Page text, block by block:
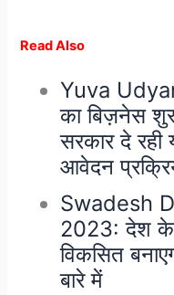
Read Also
Yuva
का बिज़नेस
सरकार दे
आवेदन
Swadesh
2023: देश के
विकसित
बारे में